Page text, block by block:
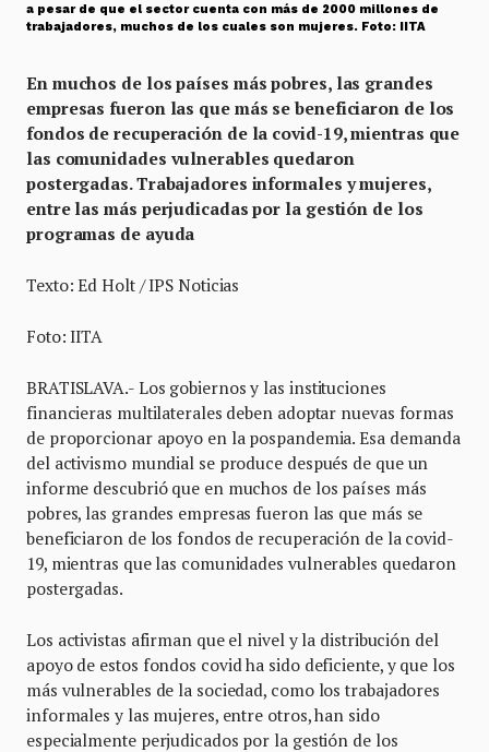
a pesar de que el sector cuenta con más de 2000 millones de
trabajadores, muchos de los cuales son mujeres. Foto: IITA
En muchos de los países más pobres, las grandes
empresas fueron las que más se beneficiaron de los
fondos de recuperación de la covid-19, mientras que
las comunidades vulnerables quedaron
postergadas. Trabajadores informales y mujeres,
entre las más perjudicadas por la gestión de los
programas de ayuda
Texto: Ed Holt / IPS Noticias
Foto: IITA
BRATISLAVA.- Los gobiernos y las instituciones
financieras multilaterales deben adoptar nuevas formas
de proporcionar apoyo en la pospandemia. Esa demanda
del activismo mundial se produce después de que un
informe descubrió que en muchos de los países más
pobres, las grandes empresas fueron las que más se
beneficiaron de los fondos de recuperación de la covid-
19, mientras que las comunidades vulnerables quedaron
postergadas.
Los activistas afirman que el nivel y la distribución del
apoyo de estos fondos covid ha sido deficiente, y que los
más vulnerables de la sociedad, como los trabajadores
informales y las mujeres, entre otros, han sido
especialmente perjudicados por la gestión de los